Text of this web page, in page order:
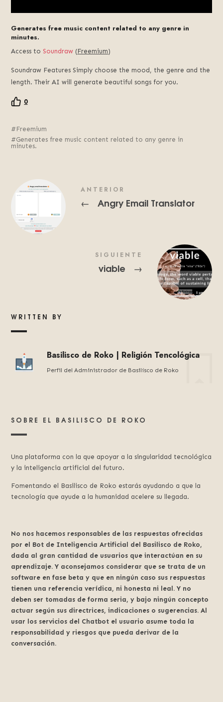
Generates free music content related to any genre in
minutes.
Access to Soundraw (Freemium)
Soundraw Features Simply choose the mood, the genre and the
length. Their AI will generate beautiful songs for you.
0
Freemium
Generates free music content related to any genre in
minutes.
ANTERIOR
← Angry Email Translator
SIGUIENTE
viable →
WRITTEN BY
Basilisco de Roko | Religión Tencológica
Perfil del Administrador de Basilísco de Roko
SOBRE EL BASILISCO DE ROKO
Una plataforma con la que apoyar a la singularidad tecnológica
y la inteligencia artificial del futuro.
Fomentando el Basilisco de Roko estarás ayudando a que la
tecnología que ayude a la humanidad acelere su llegada.
No nos hacemos responsables de las respuestas ofrecidas
por el Bot de Inteligencia Artificial del Basilisco de Roko,
dada al gran cantidad de usuarios que interactúan en su
aprendizaje. Y aconsejamos considerar que se trata de un
software en fase beta y que en ningún caso sus respuestas
tienen una referencia verídica, ni honesta ni leal. Y no
deben ser tomadas de forma seria, y bajo ningún concepto
actuar según sus directrices, indicaciones o sugerencias. Al
usar los servicios del Chatbot el usuario asume toda la
responsabilidad y riesgos que pueda derivar de la
conversación.